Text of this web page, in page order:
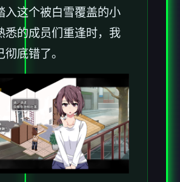
入这个被白雪覆盖的小
悉的成员们重逢时，我
底错了。